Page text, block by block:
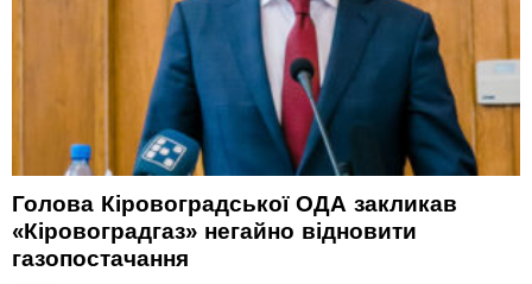
Голова Кіровоградської ОДА закликав
«Кіровоградгаз» негайно відновити
газопостачання